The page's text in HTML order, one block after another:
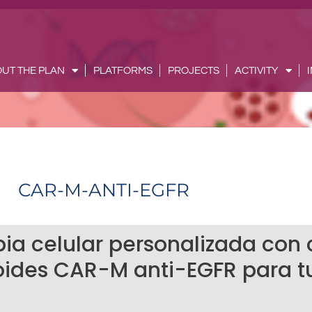
THE PLAN PLATFORMS PROJECTS ACTIVITY
CAR-M-ANTI-EGFR
celular personalizada con
CAR-M anti-EGFR para